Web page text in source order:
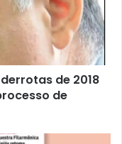
de 2018
de